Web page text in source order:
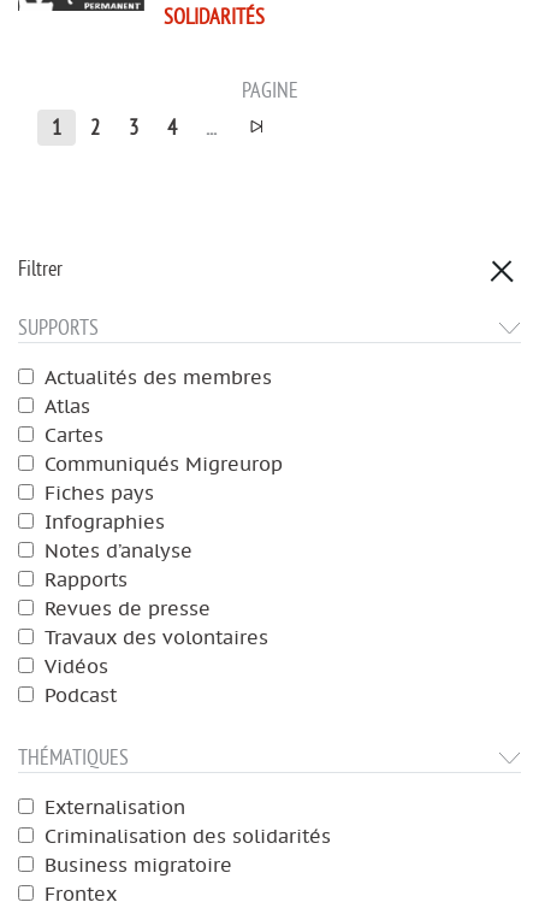
Filtrer
SUPPORTS
Actualités des membres
Atlas
Cartes
Communiqués Migreurop
Fiches pays
Infographies
Notes d’analyse
Rapports
Revues de presse
Travaux des volontaires
Vidéos
Podcast
THÉMATIQUES
Externalisation
Criminalisation des solidarités
Business migratoire
Frontex
SOLIDARITÉS
PAGINE
1
2 3 4 ...